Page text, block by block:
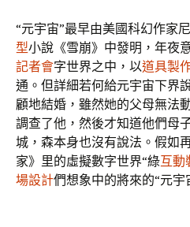
“元宇宙”最早由美國科幻作家
型小說《雪崩》中發明，年夜
記者會字世界之中，以道具製
通。但詳細若何給元宇宙下界
顧地結婚，雖然她的父母無法
調查了他，然後才知道他們母
城，森本身也沒有說法。假如
家》里的虛擬數字世界“綠互動
場設計們想象中的將來的“元宇